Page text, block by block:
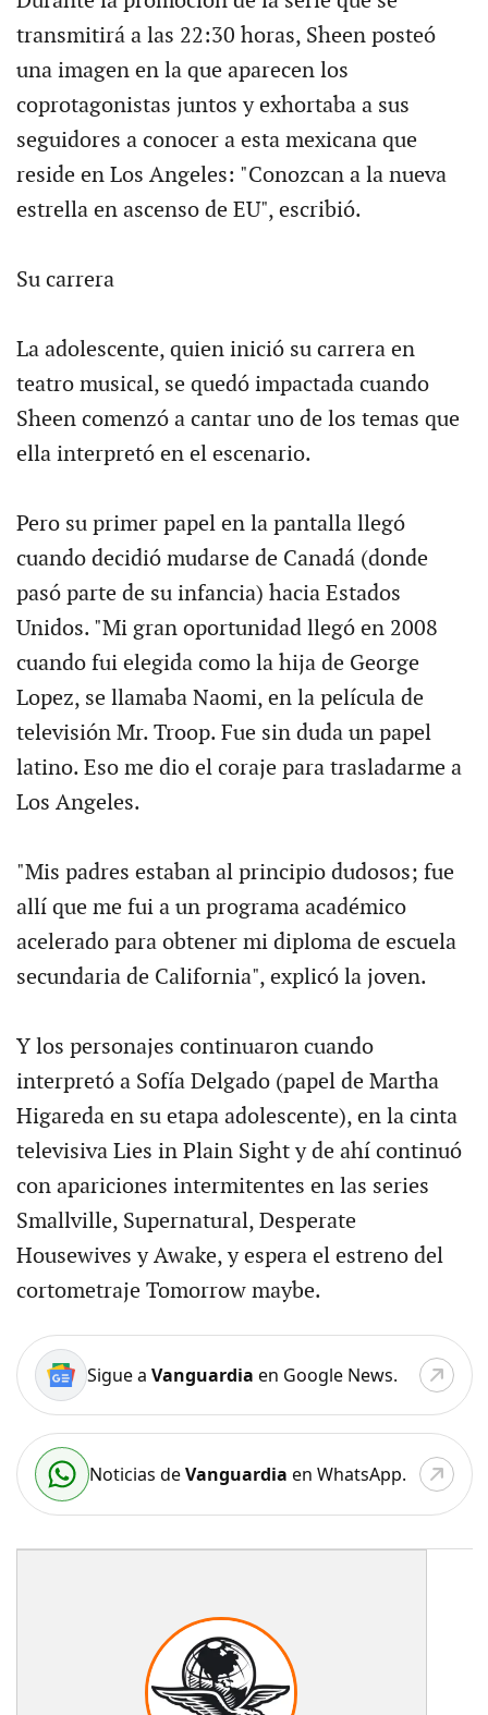
transmitirá a las 22:30 horas, Sheen posteó
una imagen en la que aparecen los
coprotagonistas juntos y exhortaba a sus
seguidores a conocer a esta mexicana que
reside en Los Angeles: "Conozcan a la nueva
estrella en ascenso de EU", escribió.
Su carrera
La adolescente, quien inició su carrera en
teatro musical, se quedó impactada cuando
Sheen comenzó a cantar uno de los temas que
ella interpretó en el escenario.
Pero su primer papel en la pantalla llegó
cuando decidió mudarse de Canadá (donde
pasó parte de su infancia) hacia Estados
Unidos. "Mi gran oportunidad llegó en 2008
cuando fui elegida como la hija de George
Lopez, se llamaba Naomi, en la película de
televisión Mr. Troop. Fue sin duda un papel
latino. Eso me dio el coraje para trasladarme a
Los Angeles.
"Mis padres estaban al principio dudosos; fue
allí que me fui a un programa académico
acelerado para obtener mi diploma de escuela
secundaria de California", explicó la joven.
Y los personajes continuaron cuando
interpretó a Sofía Delgado (papel de Martha
Higareda en su etapa adolescente), en la cinta
televisiva Lies in Plain Sight y de ahí continuó
con apariciones intermitentes en las series
Smallville, Supernatural, Desperate
Housewives y Awake, y espera el estreno del
cortometraje Tomorrow maybe.
Sigue a Vanguardia en Google News.
Noticias deVanguardia en WhatsApp.